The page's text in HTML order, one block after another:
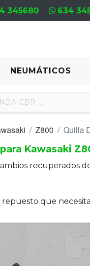
345680 634
NEUMÁTICOS
Z800
Quilla
Kawasaki
recuperados
que